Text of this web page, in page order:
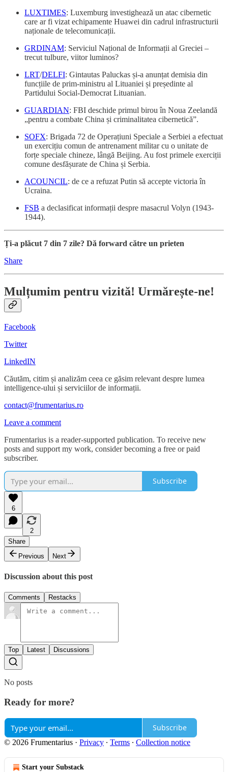
LUXTIMES: Luxemburg investighează un atac cibernetic
care ar fi vizat echipamente Huawei din cadrul infrastructurii
naționale de telecomunicații.
GRDINAM: Serviciul Național de Informații al Greciei –
trecut tulbure, viitor luminos?
LRT/DELFI: Gintautas Paluckas și-a anunțat demisia din
funcțiile de prim-ministru al Lituaniei și președinte al
Partidului Social-Democrat Lituanian.
GUARDIAN: FBI deschide primul birou în Noua Zeelandă
„pentru a combate China și criminalitatea cibernetică”.
SOFX: Brigada 72 de Operațiuni Speciale a Serbiei a efectuat
un exercițiu comun de antrenament militar cu o unitate de
forțe speciale chineze, lângă Beijing. Au fost primele exerciții
comune desfășurate de China și Serbia.
ACOUNCIL: de ce a refuzat Putin să accepte victoria în
Ucraina.
FSB a declasificat informații despre masacrul Volyn (1943-
1944).
Ți-a plăcut 7 din 7 zile? Dă forward către un prieten
Share
Mulțumim pentru vizită! Urmărește-ne!
Facebook
Twitter
LinkedIN
Căutăm, citim și analizăm ceea ce găsim relevant despre lumea
intelligence-ului și serviciilor de informații.
contact@frumentarius.ro
Leave a comment
Frumentarius is a reader-supported publication. To receive new
posts and support my work, consider becoming a free or paid
subscriber.
Subscribe
6
2
Share
Previous
Next
Discussion about this post
Comments Restacks
Top Latest Discussions
No posts
Ready for more?
Subscribe
© 2026 Frumentarius · Privacy ∙ Terms ∙ Collection notice
Start your Substack